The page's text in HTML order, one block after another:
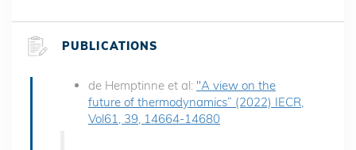
PUBLICATIONS
de Hemptinne et al: "A view on the
future of thermodynamics” (2022) IECR,
Vol61, 39, 14664-14680